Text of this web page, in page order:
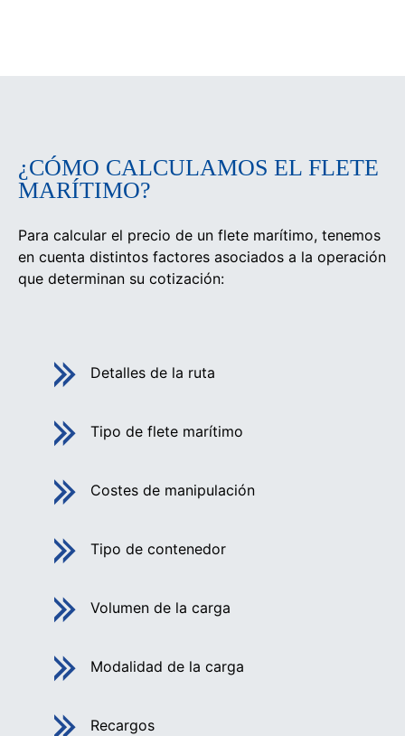
¿CÓMO CALCULAMOS EL FLETE
MARÍTIMO?
Para calcular el precio de un flete marítimo, tenemos
en cuenta distintos factores asociados a la operación
que determinan su cotización:
Detalles de la ruta
Tipo de flete marítimo
Costes de manipulación
Tipo de contenedor
Volumen de la carga
Modalidad de la carga
Recargos